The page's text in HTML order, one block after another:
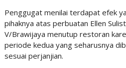
Penggugat menilai terdapat efek
pihaknya atas perbuatan Ellen
V/Brawijaya menutup restoran
periode kedua yang seharusnya
sesuai perjanjian.